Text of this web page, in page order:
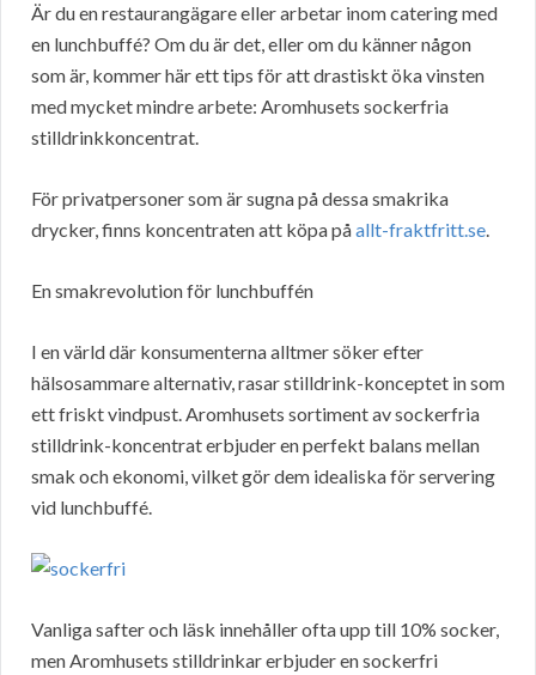
Är du en restaurangägare eller arbetar inom catering med
en lunchbuffé? Om du är det, eller om du känner någon
som är, kommer här ett tips för att drastiskt öka vinsten
med mycket mindre arbete: Aromhusets sockerfria
stilldrinkkoncentrat.
För privatpersoner som är sugna på dessa smakrika
drycker, finns koncentraten att köpa påallt-fraktfritt.se.
En smakrevolution för lunchbuffén
I en värld där konsumenterna alltmer söker efter
hälsosammare alternativ, rasar stilldrink-konceptet in som
ett friskt vindpust. Aromhusets sortiment av sockerfria
stilldrink-koncentrat erbjuder en perfekt balans mellan
smak och ekonomi, vilket gör dem idealiska för servering
vid lunchbuffé.
Vanliga safter och läsk innehåller ofta upp till 10% socker,
men Aromhusets stilldrinkar erbjuder en sockerfri